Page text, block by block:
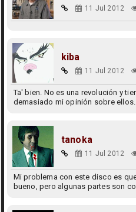
11 Jul 2012
kiba
11 Jul 2012
Ta' bien. No es una revolución y
demasiado mi opinión sobre ellos.
tanoka
11 Jul 2012
Mi problema con este disco es
bueno, pero algunas partes son